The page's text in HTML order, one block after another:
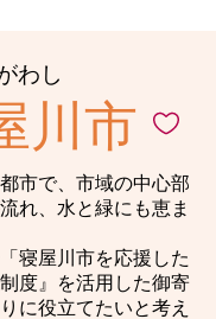
わし
川市
市で、市域の中心部
れ、水と緑にも恵ま
寝屋川市を応援した
度』を活用した御寄
に役立てたいと考え